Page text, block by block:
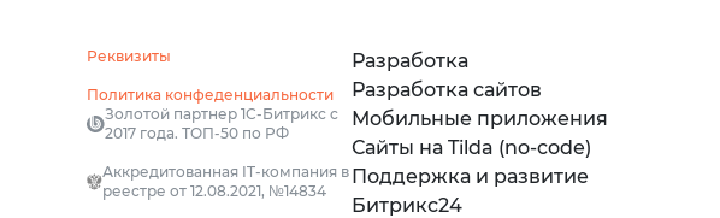
Реквизиты
Политика конфеденциальности
Золотой партнер 1С-Битрикс с
2017 года. ТОП-50 по РФ
Аккредитованная IT-компания в
реестре от 12.08.2021, №14834
Разработка
Разработка сайтов
Мобильные приложения
Сайты на Tilda (no-code)
Поддержка и развитие
Битрикс24